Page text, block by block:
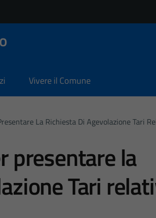
Vivere il Comune
La Richiesta Di Agevolazione Tari
presentare la
Tari